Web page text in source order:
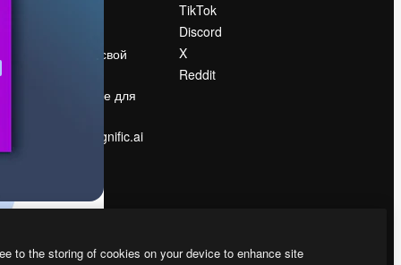
Продайте свой
Помещение для
Ищете magnific.ai
TikTok
Discord
X
Reddit
to the storing of cookies on your device to enhance site